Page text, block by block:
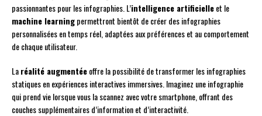
passionnantes pour les infographies. L’intelligence artificielleet le
machine learningpermettront bientôt de créer des infographies
personnalisées en temps réel, adaptées aux préférences et au comportement
de chaque utilisateur.
Laréalité augmentéeoffre la possibilité de transformer les infographies
statiques en expériences interactives immersives. Imaginez une infographie
qui prend vie lorsque vous la scannez avec votre smartphone, offrant des
couches supplémentaires d’information et d’interactivité.